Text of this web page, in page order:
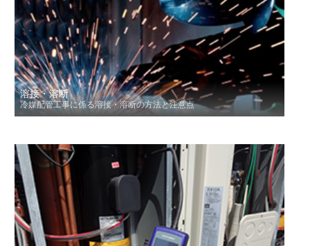
溶接・溶断
冷媒配管工事に係る溶接・溶断の方法と注意点